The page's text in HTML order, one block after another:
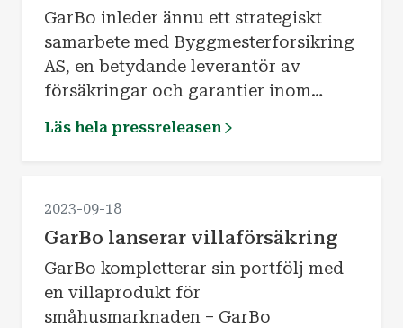
GarBo inleder ännu ett strategiskt
samarbete med Byggmesterforsikring
AS, en betydande leverantör av
försäkringar och garantier inom
samarbete är en viktig del av GarBos
kraft från och med 1 januari 2024.
Läs hela pressreleasen
2023-09-18
GarBo lanserar villaförsäkring
GarBo kompletterar sin portfölj med
en villaprodukt för
småhusmarknaden – GarBo